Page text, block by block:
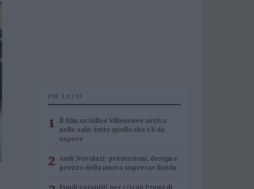
PIÙ LETTI
1 Il film su Gilles Villeneuve arriva
nelle sale: tutto quello che c’è da
sapere
2 Audi Nuvolari: prestazioni, design e
prezzo della nuova supercar ibrida
Fondi garantiti per i Gran Premi di